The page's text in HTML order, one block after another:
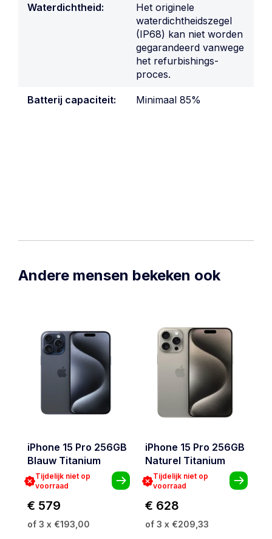
Waterdichtheid:
Het originele
waterdichtheidszegel
(IP68) kan niet worden
gegarandeerd vanwege
het refurbishings-
proces.
Batterij capaciteit: Minimaal 85%
Andere mensen bekeken ook
iPhone 15 Pro 256GB
Blauw Titanium
Tijdelijk niet op
voorraad
€ 579
of 3 x €193,00
iPhone 15 Pro 256GB
Naturel Titanium
Tijdelijk niet op
voorraad
€ 628
of 3 x €209,33